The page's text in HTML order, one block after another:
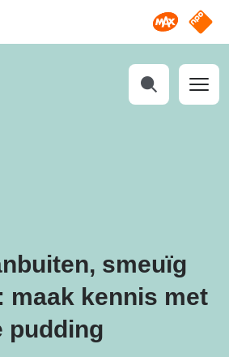
Omroep
NPO
smeuïg
maak kennis met
pudding